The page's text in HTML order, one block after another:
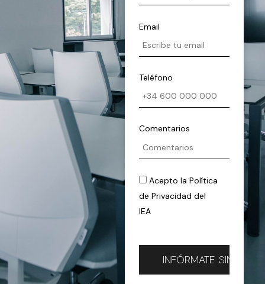
Email
Teléfono
Comentarios
Acepto laPolítica
de Privacidad del
IEA